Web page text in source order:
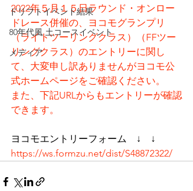
ドリフトイベント結果
80年代風 土コースイベント
メディア
2022年５月１５日ラウンド・オンロー
ドレース併催の、ヨコモグランプリ
（ライトツーリングクラス）（FFツー
リングクラス）のエントリーに関し
て、大変申し訳ありませんがヨコモ公
式ホームページをご確認ください。
また、下記URLからもエントリーが確認
できます。
ヨコモエントリーフォーム　↓　↓
https://ws.formzu.net/dist/S48872322/